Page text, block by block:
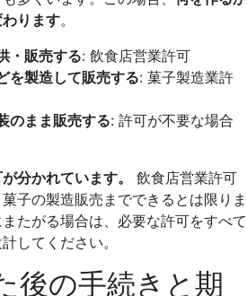
ります。
・販売する: 飲食店営業許可
を製造して販売する: 菓子製造業許
のまま販売する: 許可が不要な場合
分かれています。
飲食店営業許可
子の製造販売までできるとは限りま
たがる場合は、必要な許可をすべて
してください。
後の手続きと期